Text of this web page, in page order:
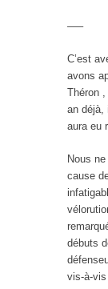
—–
C’est
avons
Théron ,
an déjà,
aura eu
Nous
cause
débuts
vis-à-vis